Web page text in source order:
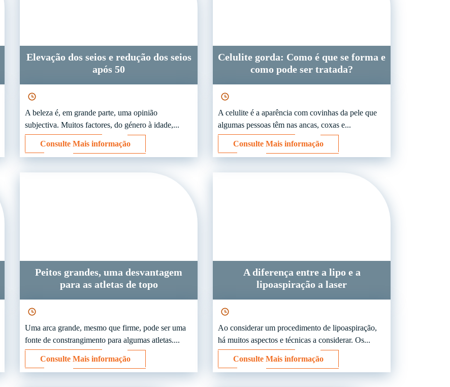
Elevação dos seios e redução dos seios
após 50
A beleza é, em grande parte, uma opinião
subjectiva. Muitos factores, do género à idade,...
Consulte Mais informação
Celulite gorda: Como é que se forma e
como pode ser tratada?
A celulite é a aparência com covinhas da pele que
algumas pessoas têm nas ancas, coxas e...
Consulte Mais informação
Peitos grandes, uma desvantagem
para as atletas de topo
Uma arca grande, mesmo que firme, pode ser uma
fonte de constrangimento para algumas atletas....
Consulte Mais informação
A diferença entre a lipo e a
lipoaspiração a laser
Ao considerar um procedimento de lipoaspiração,
há muitos aspectos e técnicas a considerar. Os...
Consulte Mais informação